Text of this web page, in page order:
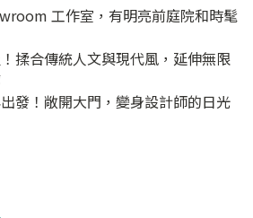
工作室，有明亮前庭院和時髦
揉合傳統人文與現代風，延伸無限
發！敞開大門，變身設計師的日光